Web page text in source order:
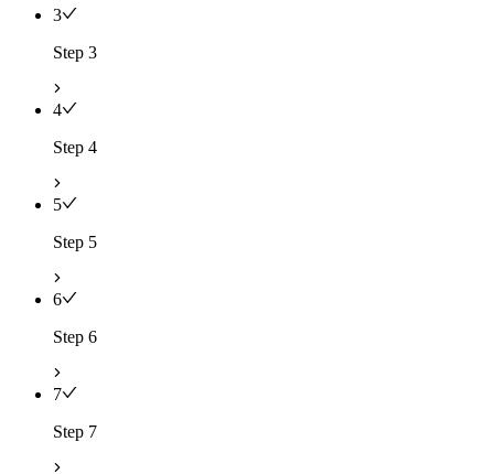
3
Step 3
4
Step 4
5
Step 5
6
Step 6
7
Step 7